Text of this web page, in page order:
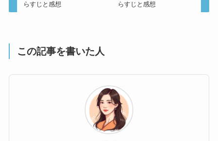
らすじと感想
らすじと感想
この記事を書いた人